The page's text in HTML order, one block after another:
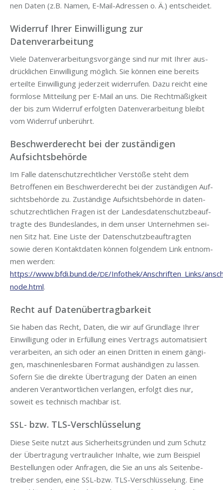
nen Daten (z.B. Namen, E‑Mail-Adres­sen o. Ä.) entscheidet.
Widerruf Ihrer Einwilligung zur
Datenverarbeitung
Vie­le Daten­ver­ar­bei­tungs­vor­gän­ge sind nur mit Ihrer aus­
drück­li­chen Ein­wil­li­gung mög­lich. Sie kön­nen eine bereits
erteil­te Ein­wil­li­gung jeder­zeit wider­ru­fen. Dazu reicht eine
form­lo­se Mit­tei­lung per E‑Mail an uns. Die Recht­mä­ßig­keit
der bis zum Wider­ruf erfolg­ten Daten­ver­ar­bei­tung bleibt
vom Wider­ruf unberührt.
Beschwerderecht bei der zuständigen
Aufsichtsbehörde
Im Fal­le daten­schutz­recht­li­cher Ver­stö­ße steht dem
Betrof­fe­nen ein Beschwer­de­recht bei der zustän­di­gen Auf­
sichts­be­hör­de zu. Zustän­di­ge Auf­sichts­be­hör­de in daten­
schutz­recht­li­chen Fra­gen ist der Lan­des­da­ten­schutz­be­auf­
trag­te des Bun­des­lan­des, in dem unser Unter­neh­men sei­
nen Sitz hat. Eine Lis­te der Daten­schutz­be­auf­trag­ten
sowie deren Kon­takt­da­ten kön­nen fol­gen­dem Link ent­nom­
men wer­den:
https://www.bfdi.bund.de/DE/Infothek/Anschriften_Links/
node.html.
Recht auf Datenübertragbarkeit
Sie haben das Recht, Daten, die wir auf Grund­la­ge Ihrer
Ein­wil­li­gung oder in Erfül­lung eines Ver­trags auto­ma­ti­siert
ver­ar­bei­ten, an sich oder an einen Drit­ten in einem gän­gi­
gen, maschi­nen­les­ba­ren For­mat aus­hän­di­gen zu las­sen.
Sofern Sie die direk­te Über­tra­gung der Daten an einen
ande­ren Ver­ant­wort­li­chen ver­lan­gen, erfolgt dies nur,
soweit es tech­nisch mach­bar ist.
SSL- bzw. TLS-Verschlüsselung
Die­se Sei­te nutzt aus Sicher­heits­grün­den und zum Schutz
der Über­tra­gung ver­trau­li­cher Inhal­te, wie zum Bei­spiel
Bestel­lun­gen oder Anfra­gen, die Sie an uns als Sei­ten­be­
trei­ber sen­den, eine SSL-bzw. TLS-Ver­schlüs­se­lung. Eine